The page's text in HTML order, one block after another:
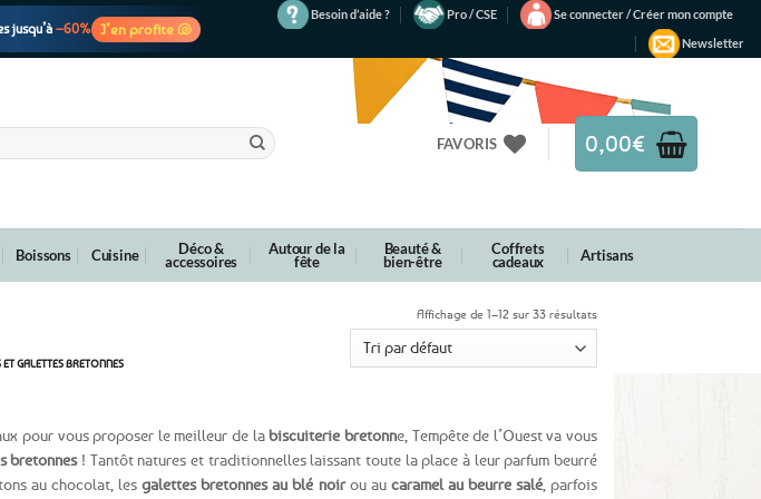
jusqu’à –60% J’en profite 🐚
Besoin d’aide ? Pro / CSE
Se connecter / Créer mon compte
Newsletter
FAVORIS 0,00€
Boissons Cuisine Déco &
accessoires
Autour de la
fête
Beauté &
bien-être
Coffrets
cadeaux Artisans
GALETTES BRETONNES
Affichage de 1–12 sur 33 résultats
pour vous proposer le meilleur de labiscuiterie bretonne, Tempête de l’Ouest va vous
bretonnes! Tantôt natures et traditionnelles laissant toute la place à leur parfum beurré
au chocolat, lesgalettes bretonnes au blé noirou au caramel au beurre salé, parfois